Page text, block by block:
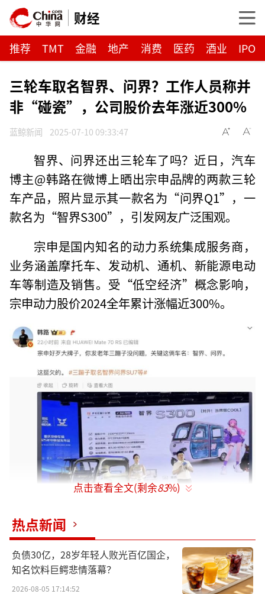
财经
推荐 TMT 金融 地产 消费 医药 酒业 IPO
三轮车取名智界、问界？工作人员称并
非“碰瓷”，公司股价去年涨近300%
蓝鲸新闻 2025-07-10 09:33:47
智界、问界还出三轮车了吗？近日，汽车
博主@韩路在微博上晒出宗申品牌的两款三轮
车产品，照片显示其一款名为“问界Q1”，一
款名为“智界S300”，引发网友广泛围观。
宗申是国内知名的动力系统集成服务商，
业务涵盖摩托车、发动机、通机、新能源电动
车等制造及销售。受“低空经济”概念影响，
宗申动力股价2024全年累计涨幅近300%。
宗申工作人员回应：发布产品非此名称，
点击查看全文(剩余83%)
热点新闻
负债30亿，28岁年轻人败光百亿国企，
知名饮料巨鳄悲情落幕？
2026-08-05 17:14:52